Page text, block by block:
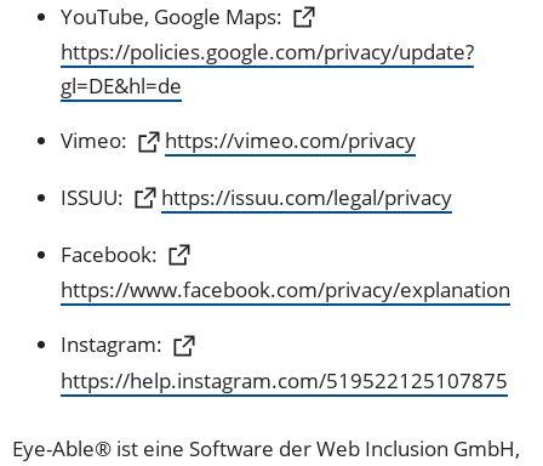
YouTube, Google Maps:
https://policies.google.com/privacy/update?
gl=DE&hl=de
(Öffnet
einem
neuen
Vimeo: https://vimeo.com/privacy
(Öffnet
einem
neuen
ISSUU: https://issuu.com/legal/privacy
(Öffnet
einem
neuen
Facebook:
https://www.facebook.com/privacy/explanation
(Öffnet
einem
neuen
Instagram:
https://help.instagram.com/519522125107875
(Öffnet
einem
Eye-Able® ist eine Software der Web Inclusion GmbH,